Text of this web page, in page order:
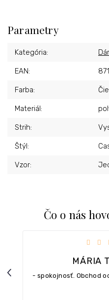
Parametry
Kategória:
EAN:
Farba:
Materiál:
Strih:
Štýl:
Vzor:
Čo o nás
Previous
MÁRIA
- spokojnosť. Obchod